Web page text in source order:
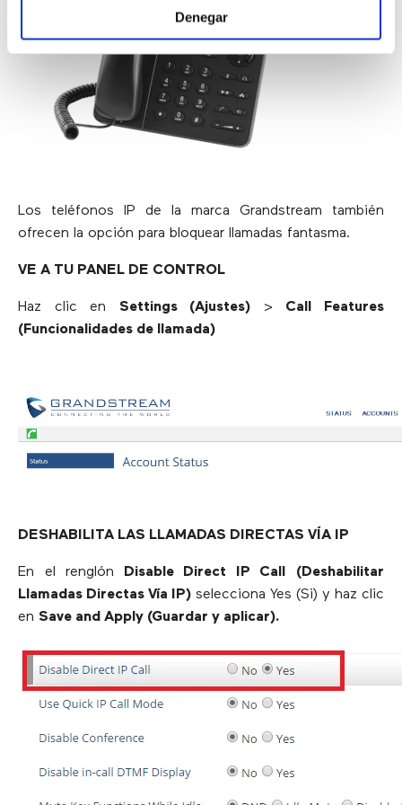
Denegar
Los teléfonos IP de la marca Grandstream también
ofrecen la opción para bloquear llamadas fantasma.
VE A TU PANEL DE CONTROL
Haz clic en Settings (Ajustes) > Call Features
(Funcionalidades de llamada)
DESHABILITA LAS LLAMADAS DIRECTAS VÍA IP
En el renglón Disable Direct IP Call
(Deshabilitar
Llamadas Directas Vía IP) selecciona Yes (Si) y haz clic
en Save and Apply (Guardar y aplicar).